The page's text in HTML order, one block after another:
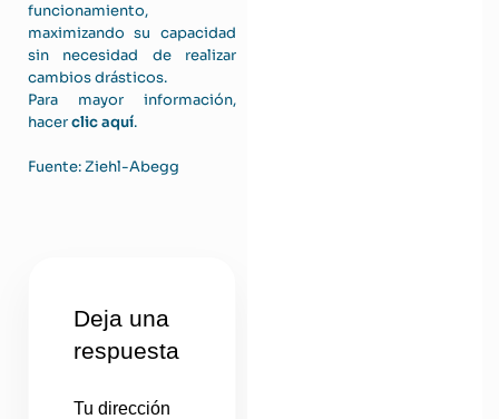
funcionamiento,
maximizando su capacidad
sin necesidad de realizar
cambios drásticos.
Para mayor información,
hacerclic aquí.
Fuente: Ziehl-Abegg
Deja una
respuesta
Tu dirección